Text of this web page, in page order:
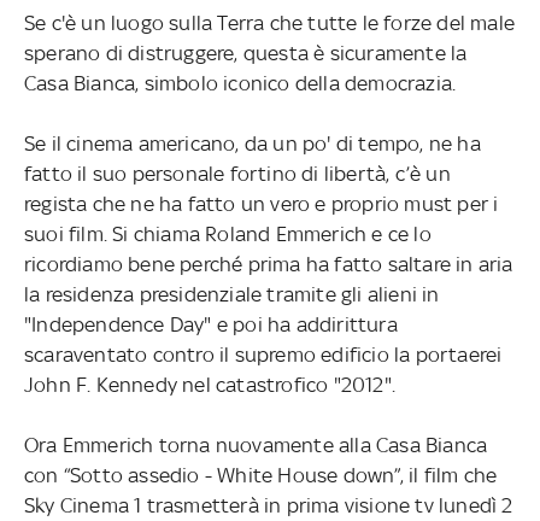
Se c'è un luogo sulla Terra che tutte le forze del male
sperano di distruggere, questa è sicuramente la
Casa Bianca, simbolo iconico della democrazia.
Se il cinema americano, da un po' di tempo, ne ha
fatto il suo personale fortino di libertà, c’è un
regista che ne ha fatto un vero e proprio must per i
suoi film. Si chiama Roland Emmerich e ce lo
ricordiamo bene perché prima ha fatto saltare in aria
la residenza presidenziale tramite gli alieni in
"Independence Day" e poi ha addirittura
scaraventato contro il supremo edificio la portaerei
John F. Kennedy nel catastrofico "2012".
Ora Emmerich torna nuovamente alla Casa Bianca
con “Sotto assedio - White House down”, il film che
Sky Cinema 1 trasmetterà in prima visione tv lunedì 2